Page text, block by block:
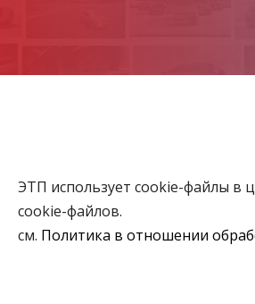
ЭТП использует cookie-файлы в
cookie-файлов.
см. Политика в отношении